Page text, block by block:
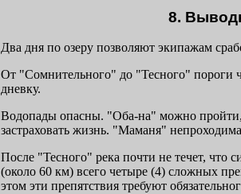
8.
Два дня по озеру позволяют экипажам
От "Сомнительного" до "Тесного" пороги
дневку.
Водопады опасны. "Оба-на" можно пройти,
застраховать жизнь. "Маманя"
После "Тесного" река почти не течет, что
(около 60 км) всего четыре (4) сложных
этом эти препятствия требуют